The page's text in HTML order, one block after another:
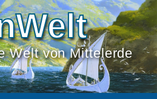
Welt von Mittelerde